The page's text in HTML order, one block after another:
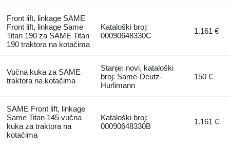
Front lift, linkage SAME
Front lift, linkage Same
Titan 190 za SAME Titan
190 traktora na kotačima
Kataloški broj:
00090648330C
1.161 €
Vučna kuka za SAME
traktora na kotačima
Stanje: novi, kataloški
broj: Same-Deutz-
Hurlimann
150 €
SAME Front lift, linkage
Same Titan 145 vučna
kuka za traktora na
kotačima
Kataloški broj:
00090648330B
1.161 €